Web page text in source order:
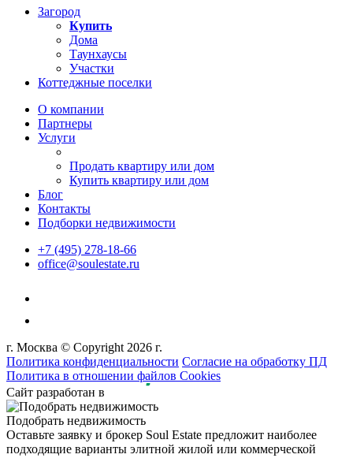
Загород
Купить
Дома
Таунхаусы
Участки
Коттеджные поселки
О компании
Партнеры
Услуги
Продать квартиру или дом
Купить квартиру или дом
Блог
Контакты
Подборки недвижимости
+7 (495) 278-18-66
office@soulestate.ru
г. Москва © Copyright 2026 г.
Политика конфиденциальности Согласие на обработку ПД
Политика в отношении файлов Cookies
Сайт разработан в
Подобрать недвижимость
Оставьте заявку и брокер Soul Estate предложит наиболее
подходящие варианты элитной жилой или коммерческой